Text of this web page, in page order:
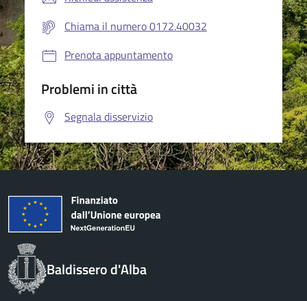
Chiama il numero 0172.40032
Prenota appuntamento
Problemi in città
Segnala disservizio
Baldissero d'Alba